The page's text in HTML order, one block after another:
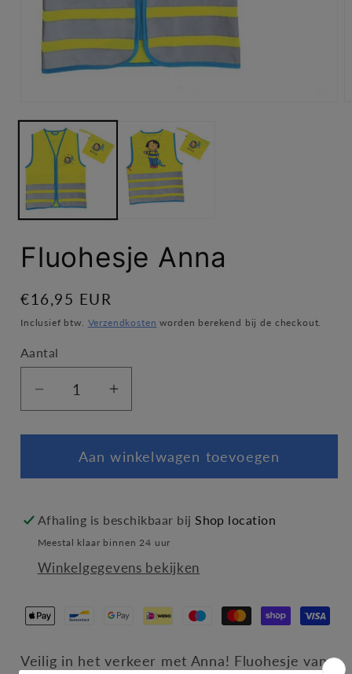
1
openen
modaal
Fluohesje Anna
Normale
prijs
€16,95 EUR
Inclusief btw. Verzendkosten worden berekend bij de checkout.
Aantal
Aantal
voor
Fluohesje
Anna
Aantal
voor
Fluohesje
Anna
Aan winkelwagen toevoegen
Afhaling is beschikbaar bijShop location
Meestal klaar binnen 24 uur
Winkelgegevens bekijken
Veilig in het verkeer met Anna! Fluohesje van